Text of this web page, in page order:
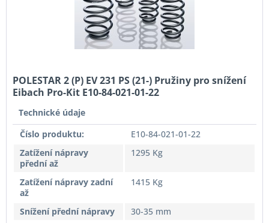
POLESTAR 2 (P) EV 231 PS (21-) Pružiny pro snížení
Eibach Pro-Kit E10-84-021-01-22
Technické údaje
Číslo produktu:
E10-84-021-01-22
Zatížení nápravy
přední až
1295 Kg
Zatížení nápravy zadní
až
1415 Kg
Snížení přední nápravy
30-35 mm